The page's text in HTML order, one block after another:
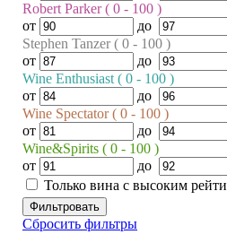
Robert Parker ( 0 - 100 )
от
до
Stephen Tanzer ( 0 - 100 )
от
до
Wine Enthusiast ( 0 - 100 )
от
до
Wine Spectator ( 0 - 100 )
от
до
Wine&Spirits ( 0 - 100 )
от
до
Только вина с высоким
Фильтровать
Сбросить фильтры